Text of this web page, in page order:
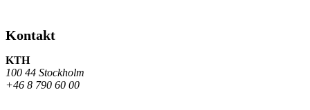
Kontakt
KTH
100 44 Stockholm
+46 8 790 60 00